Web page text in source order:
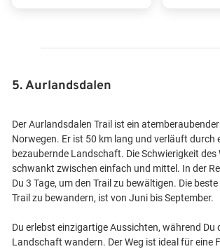
5. Aurlandsdalen
Der Aurlandsdalen Trail ist ein
Norwegen. Er ist 50 km lang und verläuft durch
bezaubernde Landschaft. Die Schwierigkeit des
schwankt zwischen einfach und mittel. In der
Du 3 Tage, um den Trail zu bewältigen. Die
Trail zu bewandern, ist von Juni bis September.
Du erlebst einzigartige Aussichten, während Du
Landschaft wandern. Der Weg ist ideal für eine